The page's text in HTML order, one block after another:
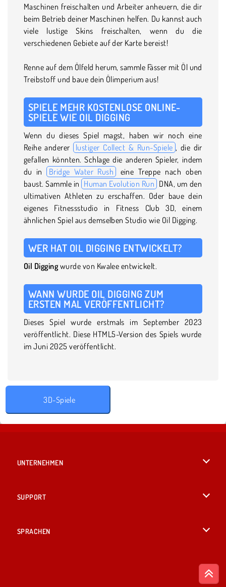
Maschinen freischalten und Arbeiter anheuern, die dir
beim Betrieb deiner Maschinen helfen. Du kannst auch
viele lustige Skins freischalten, wenn du die
verschiedenen Gebiete auf der Karte bereist!
Renne auf dem Ölfeld herum, sammle Fässer mit Öl und
Treibstoff und baue dein Ölimperium aus!
SPIELE MEHR KOSTENLOSE ONLINE-
SPIELE WIE OIL DIGGING
Wenn du dieses Spiel magst, haben wir noch eine
Reihe anderer
lustiger Collect & Run-Spiele , die dir
gefallen könnten. Schlage die anderen Spieler, indem
du in
Bridge Water Rush
eine Treppe nach oben
baust. Sammle in Human Evolution Run DNA, um den
ultimativen Athleten zu erschaffen. Oder baue dein
eigenes Fitnessstudio in Fitness Club 3D, einem
ähnlichen Spiel aus demselben Studio wie Oil Digging.
WER HAT OIL DIGGING ENTWICKELT?
Oil Diggingwurde von Kwalee entwickelt.
WANN WURDE OIL DIGGING ZUM
ERSTEN MAL VERÖFFENTLICHT?
Dieses Spiel wurde erstmals im September 2023
veröffentlicht. Diese HTML5-Version des Spiels wurde
im Juni 2025 veröffentlicht.
3D-Spiele
UNTERNEHMEN
SUPPORT
SPRACHEN